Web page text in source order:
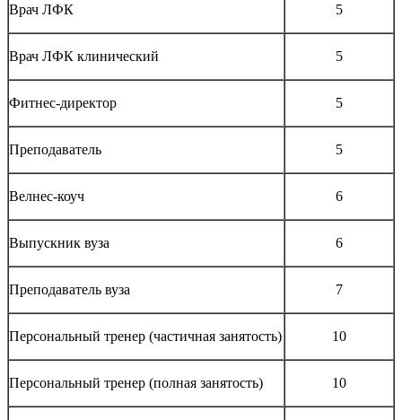
Врач ЛФК 5
Врач ЛФК клинический 5
Фитнес-директор 5
Преподаватель 5
Велнес-коуч 6
Выпускник вуза 6
Преподаватель вуза 7
Персональный тренер (частичная занятость) 10
Персональный тренер (полная занятость) 10